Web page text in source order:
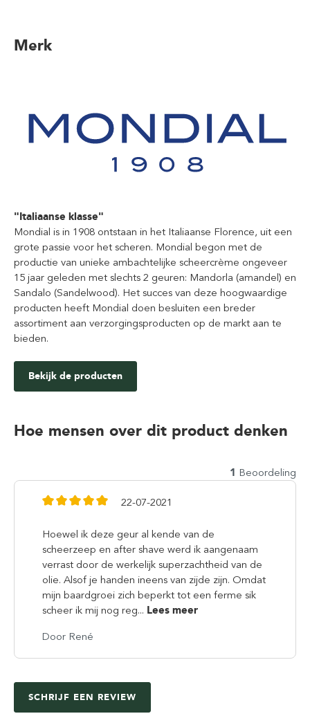
Merk
"Italiaanse klasse"
Mondial is in 1908 ontstaan in het Italiaanse Florence, uit een
grote passie voor het scheren. Mondial begon met de
productie van unieke ambachtelijke scheercrème ongeveer
15 jaar geleden met slechts 2 geuren: Mandorla (amandel) en
Sandalo (Sandelwood). Het succes van deze hoogwaardige
producten heeft Mondial doen besluiten een breder
assortiment aan verzorgingsproducten op de markt aan te
bieden.
Bekijk de producten
Hoe mensen over dit product denken
1 Beoordeling
22-07-2021
Hoewel ik deze geur al kende van de
scheerzeep en after shave werd ik aangenaam
verrast door de werkelijk superzachtheid van de
olie. Alsof je handen ineens van zijde zijn. Omdat
mijn baardgroei zich beperkt tot een ferme sik
scheer ik mij nog reg... Lees meer
Door René
SCHRIJF EEN REVIEW